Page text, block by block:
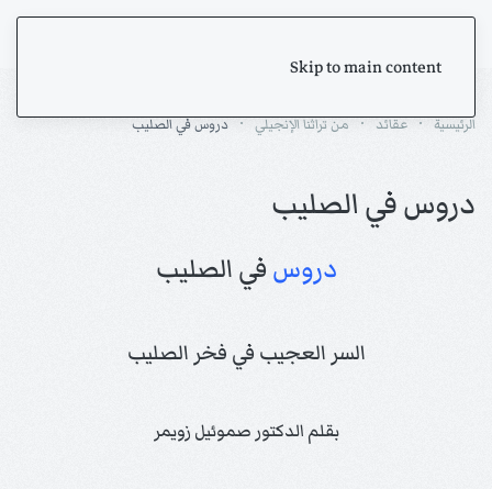
Skip to main content
الرئيسية عقائد من تراثنا الإنجيلي دروس في الصليب
دروس في الصليب
دروسفي الصليب
السر العجيب في فخر الصليب
بقلم الدكتور صموئيل زويمر